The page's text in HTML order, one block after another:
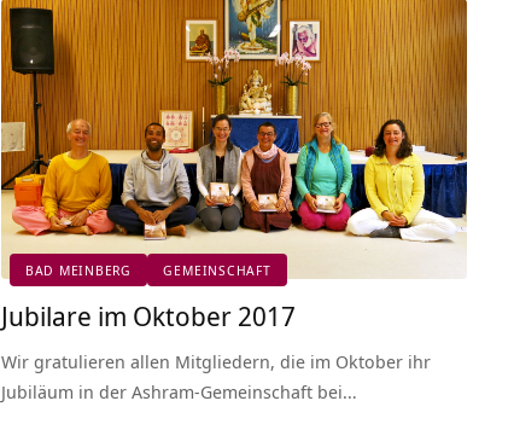
BAD MEINBERG GEMEINSCHAFT
Jubilare im Oktober 2017
Wir gratulieren allen Mitgliedern, die im Oktober ihr
Jubiläum in der Ashram-Gemeinschaft bei…